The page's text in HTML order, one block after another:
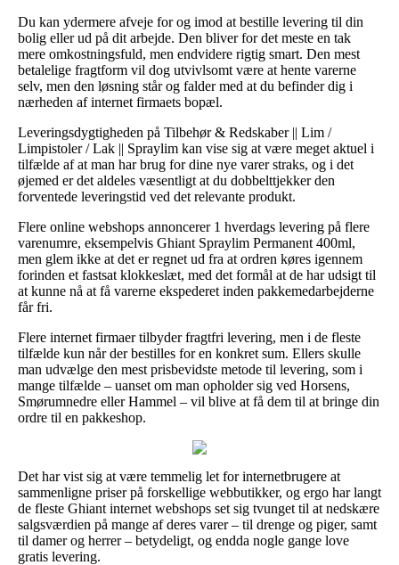
Du kan ydermere afveje for og imod at bestille levering til din
bolig eller ud på dit arbejde. Den bliver for det meste en tak
mere omkostningsfuld, men endvidere rigtig smart. Den mest
betalelige fragtform vil dog utvivlsomt være at hente varerne
selv, men den løsning står og falder med at du befinder dig i
nærheden af internet firmaets bopæl.
Leveringsdygtigheden på Tilbehør & Redskaber || Lim /
Limpistoler / Lak || Spraylim kan vise sig at være meget aktuel i
tilfælde af at man har brug for dine nye varer straks, og i det
øjemed er det aldeles væsentligt at du dobbelttjekker den
forventede leveringstid ved det relevante produkt.
Flere online webshops annoncerer 1 hverdags levering på flere
varenumre, eksempelvis Ghiant Spraylim Permanent 400ml,
men glem ikke at det er regnet ud fra at ordren køres igennem
forinden et fastsat klokkeslæt, med det formål at de har udsigt til
at kunne nå at få varerne ekspederet inden pakkemedarbejderne
får fri.
Flere internet firmaer tilbyder fragtfri levering, men i de fleste
tilfælde kun når der bestilles for en konkret sum. Ellers skulle
man udvælge den mest prisbevidste metode til levering, som i
mange tilfælde – uanset om man opholder sig ved Horsens,
Smørumnedre eller Hammel – vil blive at få dem til at bringe din
ordre til en pakkeshop.
Det har vist sig at være temmelig let for internetbrugere at
sammenligne priser på forskellige webbutikker, og ergo har langt
de fleste Ghiant internet webshops set sig tvunget til at nedskære
salgsværdien på mange af deres varer – til drenge og piger, samt
til damer og herrer – betydeligt, og endda nogle gange love
gratis levering.